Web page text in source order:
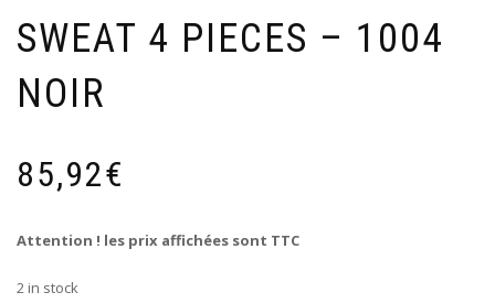
SWEAT 4 PIECES – 1004
NOIR
85,92€
Attention ! les prix affichées sont TTC
2 in stock